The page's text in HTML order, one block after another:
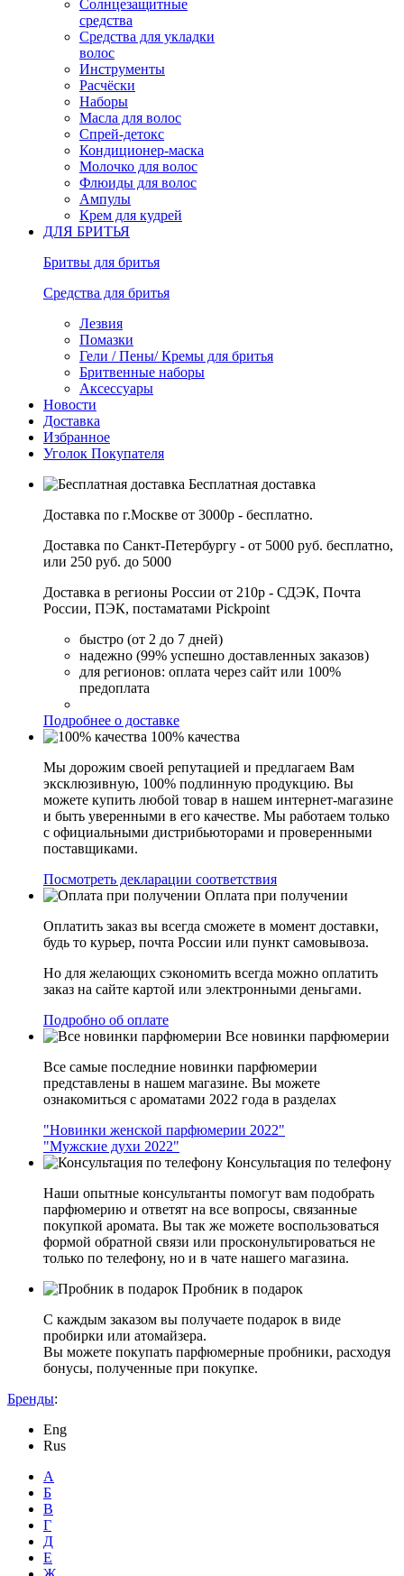
Солнцезащитные
средства
Средства для укладки
волос
Инструменты
Расчёски
Наборы
Масла для волос
Спрей-детокс
Кондиционер-маска
Молочко для волос
Флюиды для волос
Ампулы
Крем для кудрей
ДЛЯ БРИТЬЯ
Бритвы для бритья
Средства для бритья
Лезвия
Помазки
Гели / Пены/ Кремы для бритья
Бритвенные наборы
Аксессуары
Новости
Доставка
Избранное
Уголок Покупателя
Бесплатная доставка
Доставка по г.Москве от 3000р - бесплатно.
Доставка по Санкт-Петербургу - от 5000 руб. бесплатно,
или 250 руб. до 5000
Доставка в регионы России от 210р - СДЭК, Почта
России, ПЭК, постаматами Pickpoint
быстро (от 2 до 7 дней)
надежно (99% успешно доставленных заказов)
для регионов: оплата через сайт или 100%
предоплата
Подробнее о доставке
100% качества
Мы дорожим своей репутацией и предлагаем Вам
эксклюзивную, 100% подлинную продукцию. Вы
можете купить любой товар в нашем интернет-магазине
и быть уверенными в его качестве. Мы работаем только
с официальными дистрибьюторами и проверенными
поставщиками.
Посмотреть декларации соответствия
Оплата при получении
Оплатить заказ вы всегда сможете в момент доставки,
будь то курьер, почта России или пункт самовывоза.
Но для желающих сэкономить всегда можно оплатить
заказ на сайте картой или электронными деньгами.
Подробно об оплате
Все новинки парфюмерии
Все самые последние новинки парфюмерии
представлены в нашем магазине. Вы можете
ознакомиться с ароматами 2022 года в разделах
"Новинки женской парфюмерии 2022"
"Мужские духи 2022"
Консультация по телефону
Наши опытные консультанты помогут вам подобрать
парфюмерию и ответят на все вопросы, связанные
покупкой аромата. Вы так же можете воспользоваться
формой обратной связи или просконультироваться не
только по телефону, но и в чате нашего магазина.
Пробник в подарок
С каждым заказом вы получаете подарок в виде
пробирки или атомайзера.
Вы можете покупать парфюмерные пробники, расходуя
бонусы, полученные при покупке.
Бренды:
Eng
Rus
А
Б
В
Г
Д
Е